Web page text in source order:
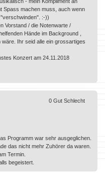
Spass machen muss, auch wenn
:-))
Vorstand / die Notenwarte /
Hände im Background ,
Ihr seid alle ein grossartiges
Konzert am 24.11.2018
Programm war sehr ausgeglichen.
das nicht mehr Zuhörer da waren.
Termin.
begeistert.
0 Gut Schlecht